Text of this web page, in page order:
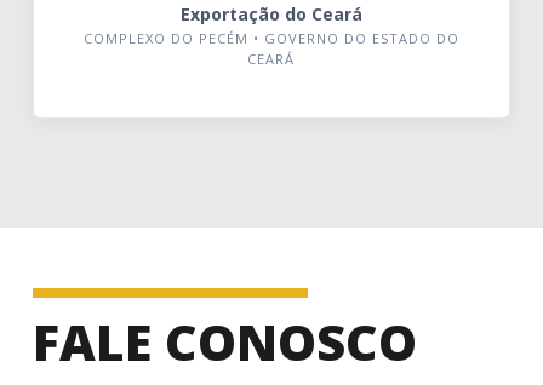
Exportação do Ceará
COMPLEXO DO PECÉM • GOVERNO DO ESTADO DO
CEARÁ
FALE CONOSCO